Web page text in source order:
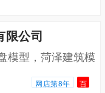
限公司
模型，菏泽建筑模
网店第8年 百